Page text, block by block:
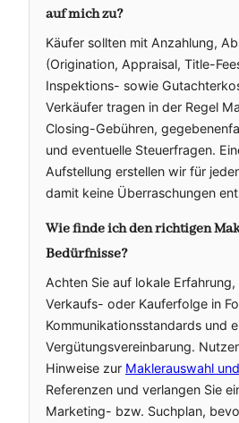
auf mich zu?
Käufer sollten mit Anzahlung,
(Origination, Appraisal, Title-
Inspektions- sowie
Verkäufer tragen in der Regel
Closing-Gebühren,
und eventuelle Steuerfragen.
Aufstellung erstellen wir für
damit keine Überraschungen
Wie finde ich den richtigen
Bedürfnisse?
Achten Sie auf lokale
Verkaufs- oder Kauferfolge in
Kommunikationsstandards und
Vergütungsvereinbarung.
Hinweise zur Maklerauswahl
Referenzen und verlangen Sie
Marketing- bzw. Suchplan,